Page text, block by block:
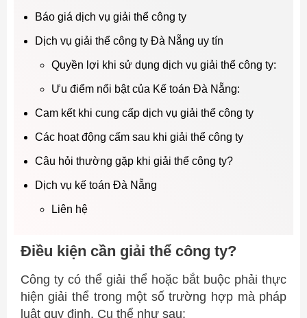
Báo giá dịch vụ giải thể công ty
Dịch vụ giải thể công ty Đà Nẵng uy tín
Quyền lợi khi sử dụng dịch vụ giải thể công ty:
Ưu điểm nổi bật của Kế toán Đà Nẵng:
Cam kết khi cung cấp dịch vụ giải thể công ty
Các hoạt động cấm sau khi giải thể công ty
Câu hỏi thường gặp khi giải thể công ty?
Dịch vụ kế toán Đà Nẵng
Liên hệ
Điều kiện cần giải thể công ty?
Công ty có thể giải thể hoặc bắt buộc phải thực
hiện giải thể trong một số trường hợp mà pháp
luật quy định. Cụ thể như sau: